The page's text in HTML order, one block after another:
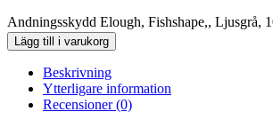
Andningsskydd Elough, Fishshape,, Ljusgrå,
Lägg till i varukorg
Beskrivning
Ytterligare information
Recensioner (0)